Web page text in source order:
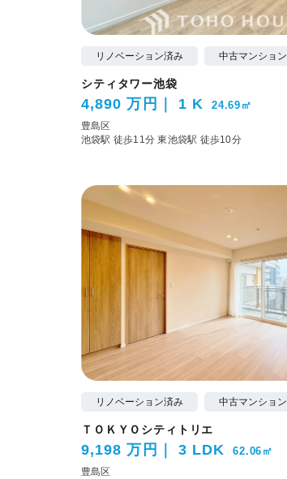
リノベーション済み 中古マンション
シティタワー池袋
4,890 万円 1 K 24.69㎡
豊島区
池袋駅 徒歩11分東池袋駅 徒歩10分
リノベーション済み 中古マンション
ＴＯＫＹＯシティトリエ
9,198 万円 3 LDK 62.06㎡
豊島区